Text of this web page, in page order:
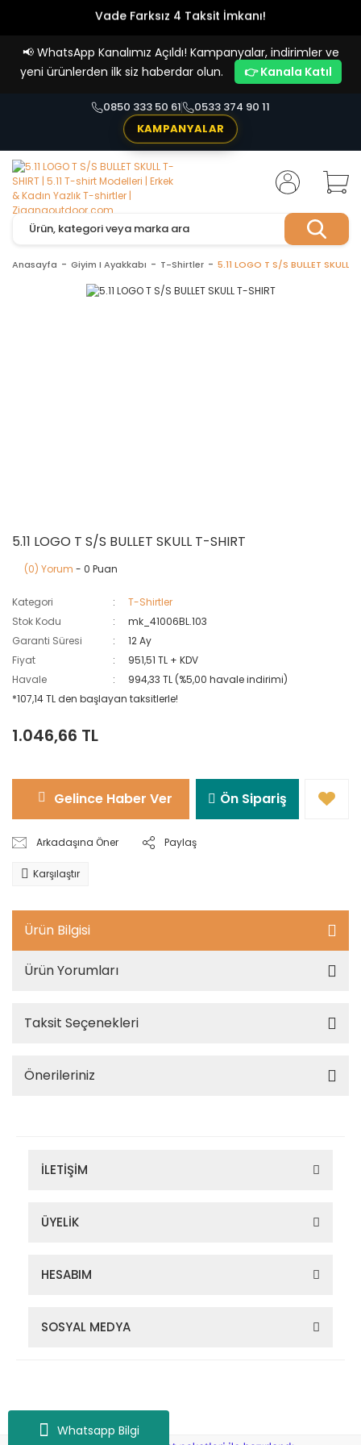
Whatsapp Bilgi
Vade Farksız 4 Taksit İmkanı!
📢 WhatsApp Kanalımız Açıldı! Kampanyalar, indirimler ve
yeni ürünlerden ilk siz haberdar olun.
👉 Kanala Katıl
0850 333 50 61
0533 374 90 11
KAMPANYALAR
Anasayfa Giyim I Ayakkabı T-Shirtler 5.11 LOGO T S/S BULLET SKULL
5.11 LOGO T S/S BULLET SKULL T-SHIRT
(0) Yorum - 0 Puan
Kategori
T-Shirtler
Stok Kodu
mk_41006BL.103
Garanti Süresi
12 Ay
Fiyat
951,51 TL + KDV
Havale
994,33 TL (%5,00 havale indirimi)
*107,14 TL den başlayan taksitlerle!
1.046,66 TL
Gelince Haber Ver Ön Sipariş
Arkadaşına Öner Paylaş
Karşılaştır
Ürün Bilgisi
Ürün Yorumları
Taksit Seçenekleri
Önerileriniz
İLETİŞİM
ÜYELİK
HESABIM
SOSYAL MEDYA